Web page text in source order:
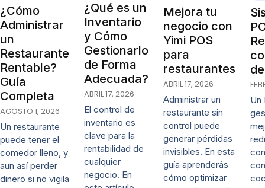
¿Cómo
Administrar
un
Restaurante
Rentable?
Guía
Completa
AGOSTO 1, 2026
Un restaurante
puede tener el
comedor lleno, y
aun así perder
dinero si no vigila
¿Qué es un
Inventario
y Cómo
Gestionarlo
de Forma
Adecuada?
ABRIL 17, 2026
El control de
inventario es
clave para la
rentabilidad de
cualquier
negocio. En
Mejora tu
negocio con
Yimi POS
para
restaurantes
ABRIL 17, 2026
Administrar un
restaurante sin
control puede
generar pérdidas
invisibles. En esta
guía aprenderás
cómo optimizar
Un